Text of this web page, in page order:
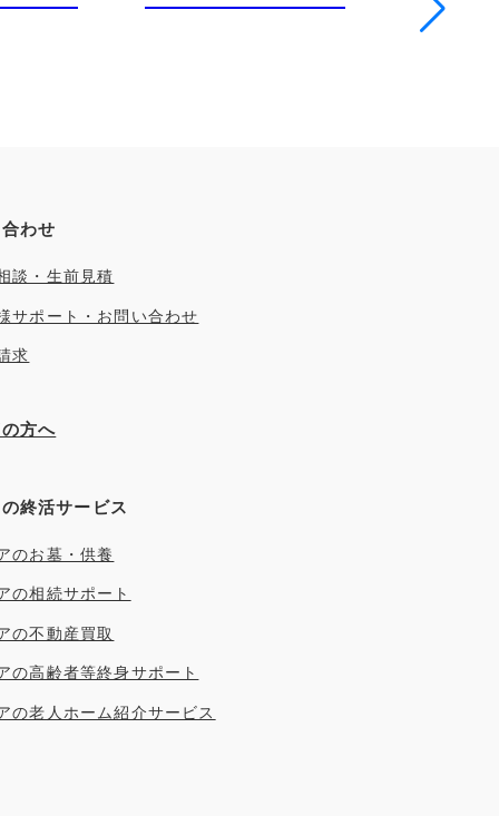
わせ
談・生前見積
サポート・お問い合わせ
求
方へ
終活サービス
のお墓・供養
の相続サポート
の不動産買取
の高齢者等終身サポート
の老人ホーム紹介サービス